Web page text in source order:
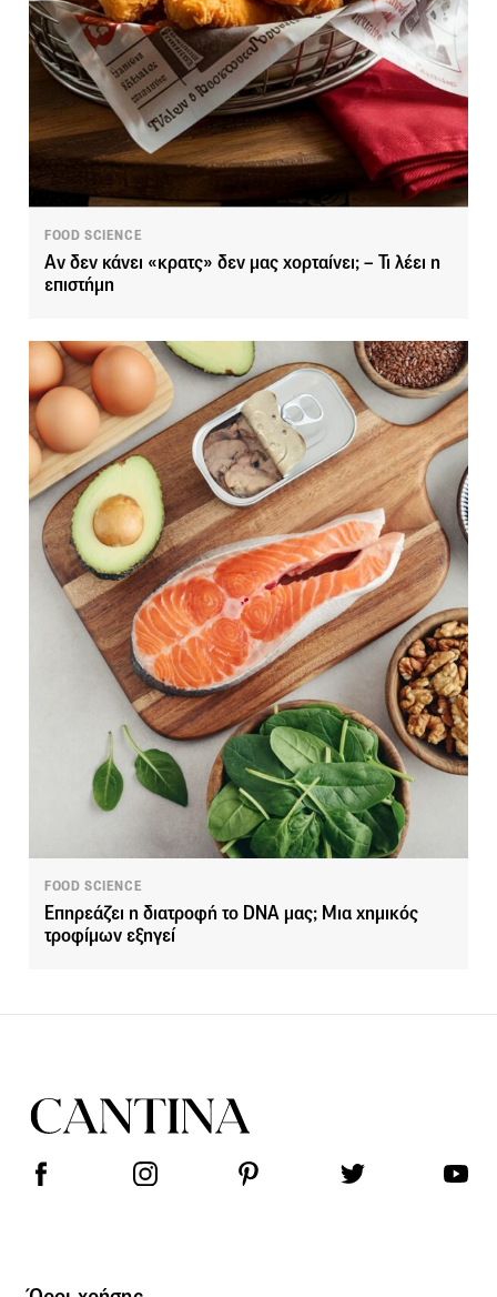
FOOD SCIENCE
Αν δεν κάνει «κρατς» δεν μας χορταίνει; – Τι λέει η
επιστήμη
FOOD SCIENCE
Επηρεάζει η διατροφή το DNA μας; Μια χημικός
τροφίμων εξηγεί